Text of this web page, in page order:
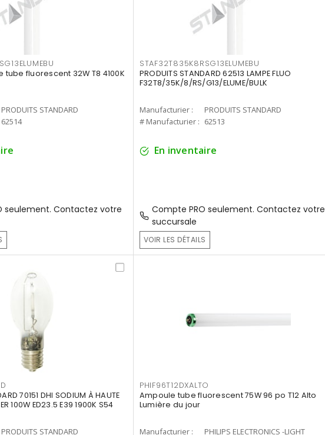
tube fluorescent 32W T8 4100K
PRODUITS STANDARD
62514
seulement. Contactez votre
STAF32T835K8RSG13ELUMEBU
PRODUITS STANDARD 62513 LAMPE FLUO
F32T8/35K/8/RS/G13/ELUME/BULK
Manufacturier :
PRODUITS STANDARD
# Manufacturier : 62513
En inventaire
Compte PRO seulement. Contactez votre
succursale
VOIR LES DÉTAILS
70151 DHI SODIUM À HAUTE
100W ED23.5 E39 1900K S54
PRODUITS STANDARD
PHIF96T12DXALTO
Ampoule tube fluorescent 75W 96 po T12 Alto
Lumière du jour
Manufacturier :
PHILIPS ELECTRONICS -LIGHT